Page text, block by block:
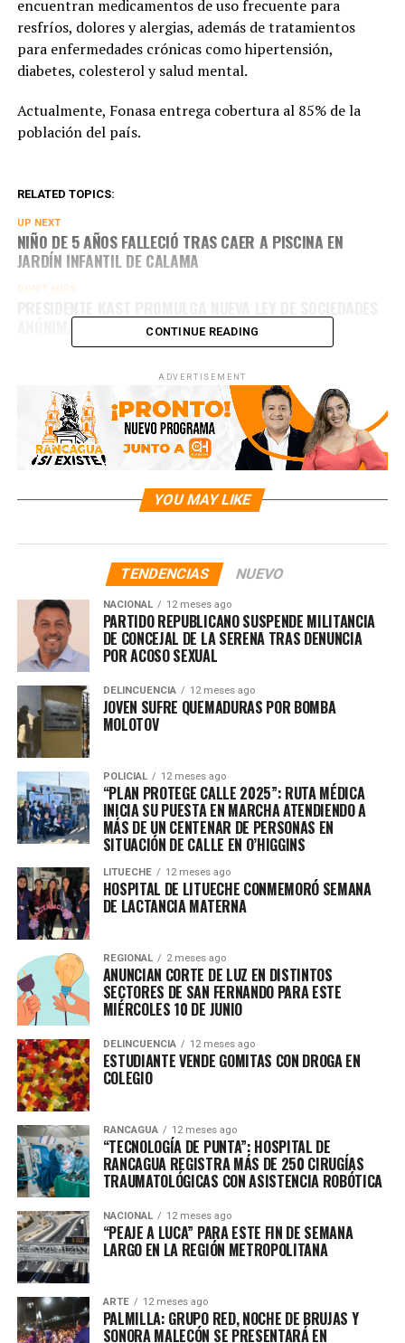
encuentran medicamentos de uso frecuente para
resfríos, dolores y alergias, además de tratamientos
para enfermedades crónicas como hipertensión,
diabetes, colesterol y salud mental.
Actualmente, Fonasa entrega cobertura al 85% de la
población del país.
RELATED TOPICS:
UP NEXT
NIÑO DE 5 AÑOS FALLECIÓ TRAS CAER A PISCINA EN
JARDÍN INFANTIL DE CALAMA
DON'T MISS
ANÓNIMAS DEPORTIVASCONTINUE READING
ADVERTISEMENT
YOU MAY LIKE
TENDENCIAS NUEVO
NACIONAL 12 meses ago
PARTIDO REPUBLICANO SUSPENDE MILITANCIA
DE CONCEJAL DE LA SERENA TRAS DENUNCIA
POR ACOSO SEXUAL
DELINCUENCIA 12 meses ago
JOVEN SUFRE QUEMADURAS POR BOMBA
MOLOTOV
POLICIAL 12 meses ago
“PLAN PROTEGE CALLE 2025”: RUTA MÉDICA
INICIA SU PUESTA EN MARCHA ATENDIENDO A
MÁS DE UN CENTENAR DE PERSONAS EN
SITUACIÓN DE CALLE EN O’HIGGINS
LITUECHE 12 meses ago
HOSPITAL DE LITUECHE CONMEMORÓ SEMANA
DE LACTANCIA MATERNA
REGIONAL 2 meses ago
ANUNCIAN CORTE DE LUZ EN DISTINTOS
SECTORES DE SAN FERNANDO PARA ESTE
MIÉRCOLES 10 DE JUNIO
DELINCUENCIA 12 meses ago
ESTUDIANTE VENDE GOMITAS CON DROGA EN
COLEGIO
RANCAGUA 12 meses ago
“TECNOLOGÍA DE PUNTA”: HOSPITAL DE
RANCAGUA REGISTRA MÁS DE 250 CIRUGÍAS
TRAUMATOLÓGICAS CON ASISTENCIA ROBÓTICA
NACIONAL 12 meses ago
“PEAJE A LUCA” PARA ESTE FIN DE SEMANA
LARGO EN LA REGIÓN METROPOLITANA
ARTE 12 meses ago
PALMILLA: GRUPO RED, NOCHE DE BRUJAS Y
SONORA MALECÓN SE PRESENTARÁ EN